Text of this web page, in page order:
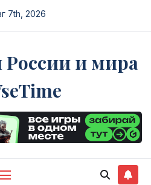
7th, 2026
России и мира